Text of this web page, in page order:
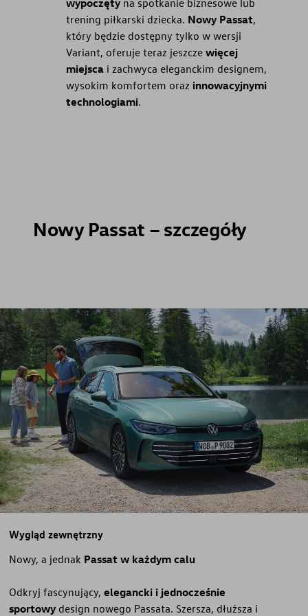
trening piłkarski dziecka. Nowy Passat,
który będzie dostępny tylko w wersji
Variant, oferuje teraz jeszcze więcej
miejsca i zachwyca eleganckim designem,
wysokim komfortem oraz innowacyjnymi
technologiami.
Nowy Passat – szczegóły
Wygląd zewnętrzny
Nowy, a jednak Passat w każdym calu
Odkryj fascynujący,elegancki i jednocześnie
sportowy design nowego Passata. Szersza, dłuższa i